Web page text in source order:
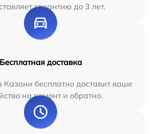
гарантию до 3 лет.
Бесплатная доставка
бесплатно доставит ваше
на ремонт и обратно.